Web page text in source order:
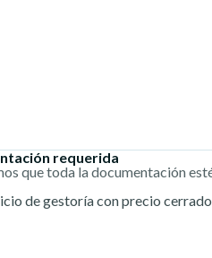
requerida
que toda la documentación
de gestoría con precio